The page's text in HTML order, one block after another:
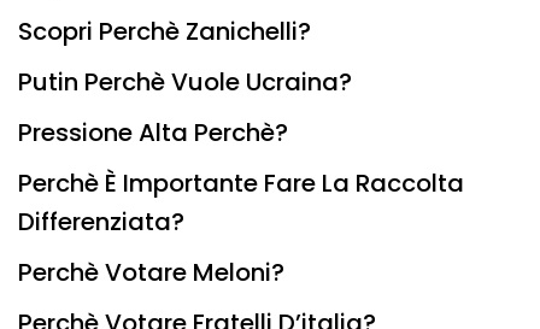
Scopri Perchè Zanichelli?
Putin Perchè Vuole Ucraina?
Pressione Alta Perchè?
Perchè È Importante Fare La Raccolta
Differenziata?
Perchè Votare Meloni?